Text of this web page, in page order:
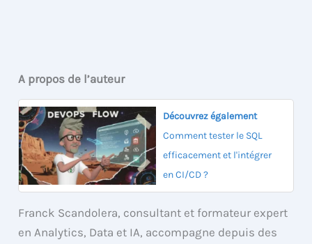
A propos de l’auteur
Découvrez également
Comment tester le SQL
efficacement et l'intégrer
en CI/CD ?
Franck Scandolera, consultant et formateur expert
en Analytics, Data et IA, accompagne depuis des